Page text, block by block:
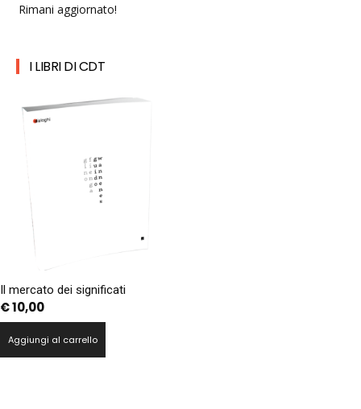
Rimani aggiornato!
I LIBRI DI CDT
Il mercato dei significati
€10,00
Aggiungi al carrello